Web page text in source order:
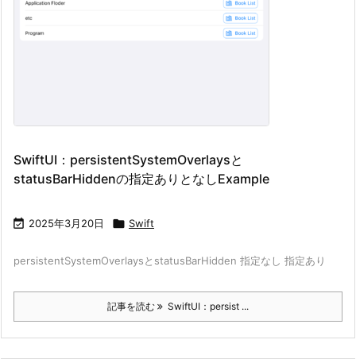
SwiftUI：persistentSystemOverlaysと
statusBarHiddenの指定ありとなしExample
 2025年3月20日  Swift
persistentSystemOverlaysとstatusBarHidden 指定なし 指定あり
記事を読む SwiftUI：persist ...